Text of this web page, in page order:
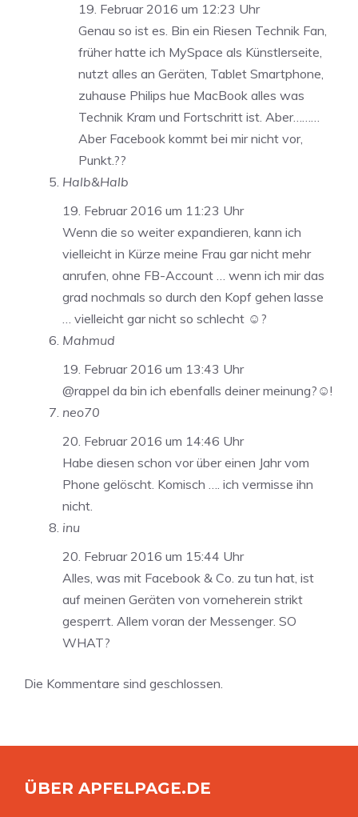
19. Februar 2016 um 12:23 Uhr
Genau so ist es. Bin ein Riesen Technik Fan,
früher hatte ich MySpace als Künstlerseite,
nutzt alles an Geräten, Tablet Smartphone,
zuhause Philips hue MacBook alles was
Technik Kram und Fortschritt ist. Aber………
Aber Facebook kommt bei mir nicht vor,
Punkt.??
Halb&Halb
19. Februar 2016 um 11:23 Uhr
Wenn die so weiter expandieren, kann ich
vielleicht in Kürze meine Frau gar nicht mehr
anrufen, ohne FB-Account … wenn ich mir das
grad nochmals so durch den Kopf gehen lasse
… vielleicht gar nicht so schlecht ☺️?
Mahmud
19. Februar 2016 um 13:43 Uhr
@rappel da bin ich ebenfalls deiner meinung?☺️!
neo70
20. Februar 2016 um 14:46 Uhr
Habe diesen schon vor über einen Jahr vom
Phone gelöscht. Komisch …. ich vermisse ihn
nicht.
inu
20. Februar 2016 um 15:44 Uhr
Alles, was mit Facebook & Co. zu tun hat, ist
auf meinen Geräten von vorneherein strikt
gesperrt. Allem voran der Messenger. SO
WHAT?
Die Kommentare sind geschlossen.
ÜBER APFELPAGE.DE